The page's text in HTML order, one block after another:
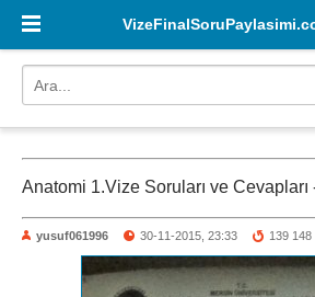
Anatomi 1.Vize Soruları ve
yusuf061996 30-11-2015, 23:33 139 148